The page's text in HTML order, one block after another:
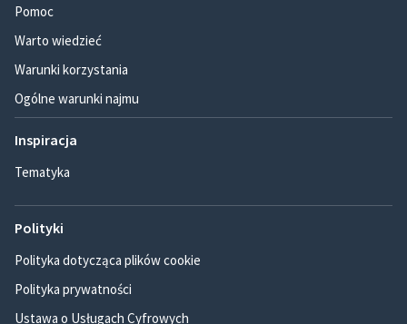
Pomoc
Warto wiedzieć
Warunki korzystania
Ogólne warunki najmu
Inspiracja
Tematyka
Polityki
Polityka dotycząca plików cookie
Polityka prywatności
Ustawa o Usługach Cyfrowych